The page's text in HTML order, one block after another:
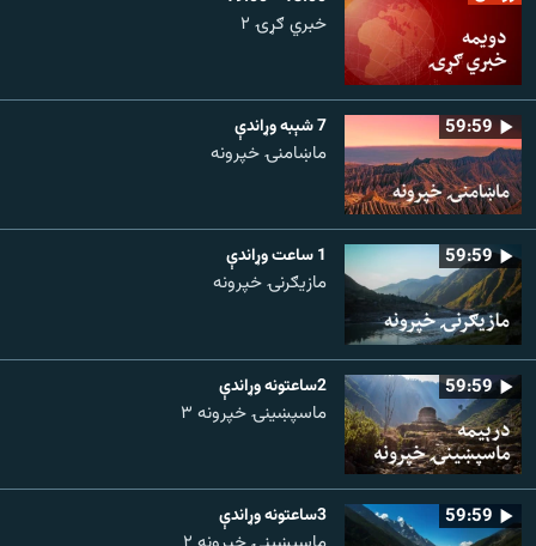
خبري ګړۍ ۲
59:59 7 شېبه وړاندې
ماښامنۍ خپرونه
59:59 1 ساعت وړاندې
مازیګرنۍ خپرونه
59:59 2ساعتونه وړاندې
ماسپښینۍ خپرونه ۳
59:59 3ساعتونه وړاندې